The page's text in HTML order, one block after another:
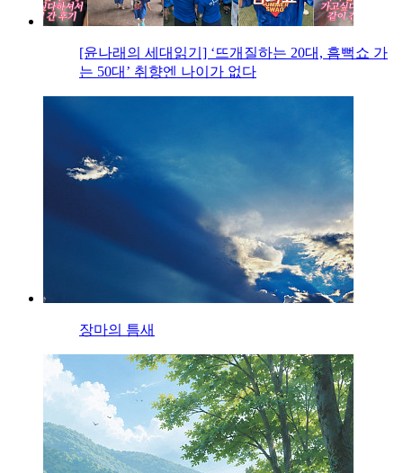
[윤나래의 세대읽기] ‘뜨개질하는 20대, 흠뻑쇼 가
는 50대’ 취향엔 나이가 없다
장마의 틈새